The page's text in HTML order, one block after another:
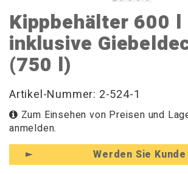
Kippbehälter 600 l
inklusive
(750 l)
Artikel-Nummer: 2-524-1
Zum Einsehen von Preisen und
anmelden.
Werden Sie Kunde